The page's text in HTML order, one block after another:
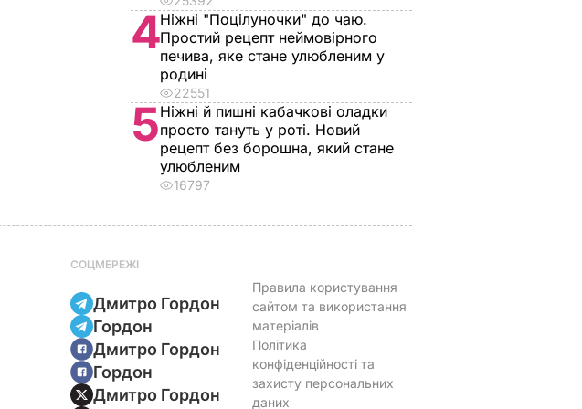
4Ніжні "Поцілуночки" до чаю.
Простий рецепт неймовірного
печива, яке стане улюбленим у
родині
22551
5Ніжні й пишні кабачкові оладки
просто тануть у роті. Новий
рецепт без борошна, який стане
улюбленим
16797
СОЦМЕРЕЖІ
Дмитро Гордон
Гордон
Дмитро Гордон
Гордон
Дмитро Гордон
Правила користування
сайтом та використання
матеріалів
Політика
конфіденційності та
захисту персональних
даних